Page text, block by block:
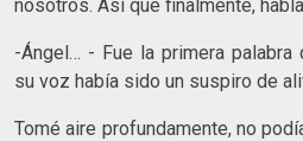
nosotros. Así que finalmente,
-Ángel… - Fue la primera palabra
su voz había sido un suspiro de
Tomé aire profundamente, no